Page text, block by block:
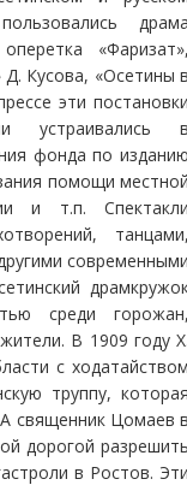
Д. Кусова, «Осетины
эти
устраивались
фонда по
помощи
и т.п.
среди
В 1909 году
с
труппу,
священник Цомаев
дорогой
в Ростов.